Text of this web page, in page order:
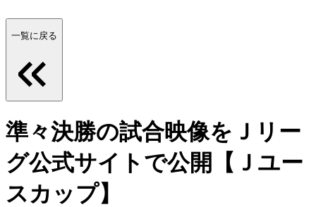
一覧に戻る
準々決勝の試合映像をＪリー
グ公式サイトで公開【Ｊユー
スカップ】